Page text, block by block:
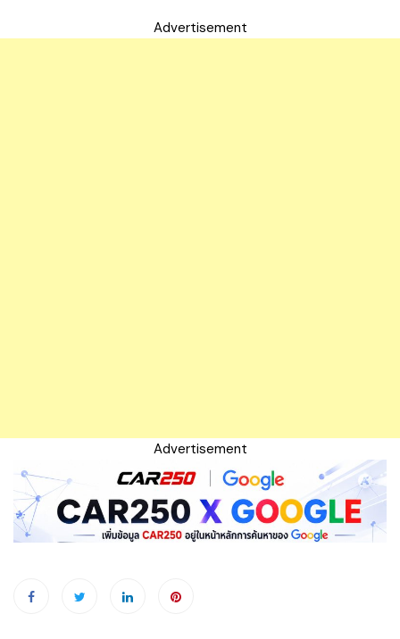
Advertisement
Advertisement